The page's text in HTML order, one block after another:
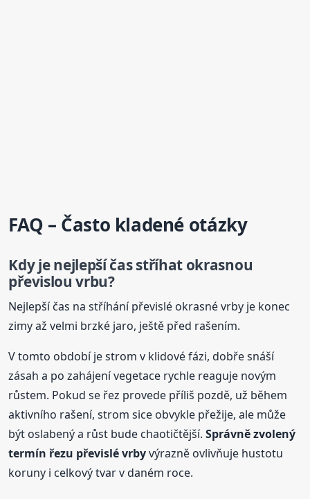
FAQ – Často kladené otázky
Kdy je nejlepší čas stříhat okrasnou
převislou vrbu?
Nejlepší čas na stříhání převislé okrasné vrby je konec
zimy až velmi brzké jaro, ještě před rašením.
V tomto období je strom v klidové fázi, dobře snáší
zásah a po zahájení vegetace rychle reaguje novým
růstem. Pokud se řez provede příliš pozdě, už během
aktivního rašení, strom sice obvykle přežije, ale může
být oslabený a růst bude chaotičtější.Správně zvolený
termín řezu převislé vrbyvýrazně ovlivňuje hustotu
koruny i celkový tvar v daném roce.